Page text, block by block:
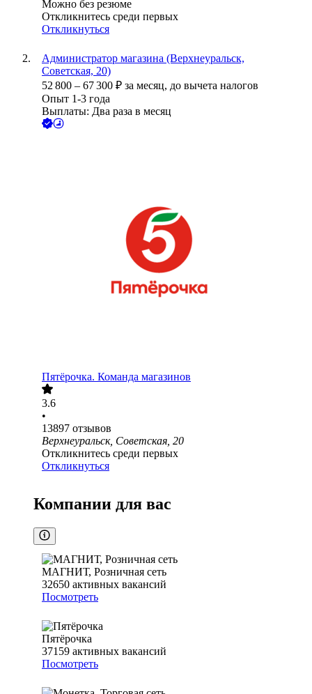
Можно без резюме
Откликнитесь среди первых
Откликнуться
Администратор магазина (Верхнеуральск,
Советская, 20)
52 800 – 67 300 ₽ за месяц, до вычета налогов
Опыт 1-3 года
Выплаты: Два раза в месяц
Пятёрочка. Команда магазинов
3.6
•
13897 отзывов
Верхнеуральск, Советская, 20
Откликнитесь среди первых
Откликнуться
Компании для вас
МАГНИТ, Розничная сеть
32650 активных вакансий
Посмотреть
Пятёрочка
37159 активных вакансий
Посмотреть